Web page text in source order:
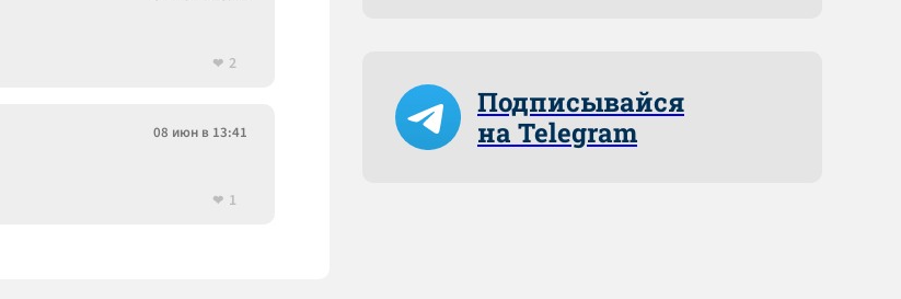
2
08 июн в 13:41
1
Подписывайся
на Telegram